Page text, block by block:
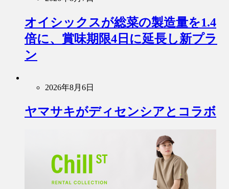
オイシックスが総菜の製造量を1.4
倍に、賞味期限4日に延長し新プラ
ン
2026年8月6日
ヤマサキがディセンシアとコラボ